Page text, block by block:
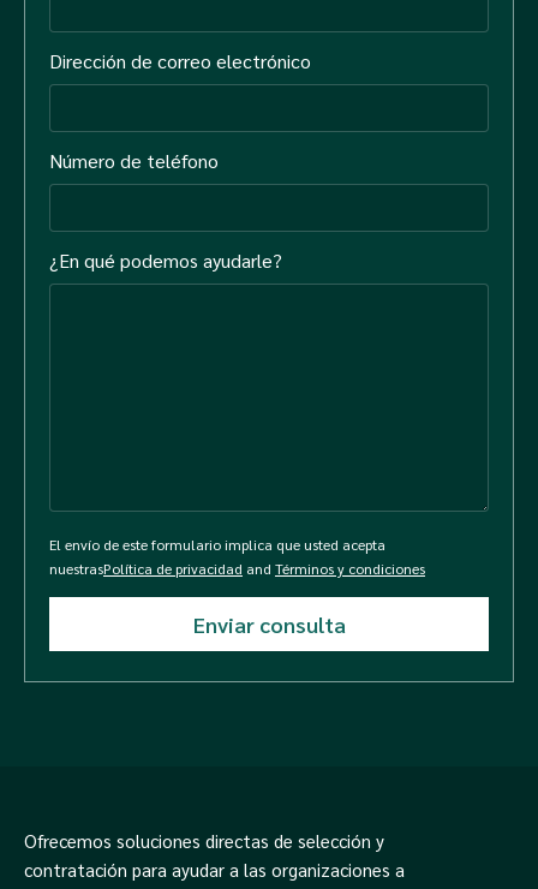
Dirección de correo electrónico
Número de teléfono
¿En qué podemos ayudarle?
El envío de este formulario implica que usted acepta
nuestrasPolítica de privacidad and Términos y condiciones
Ofrecemos soluciones directas de selección y
contratación para ayudar a las organizaciones a